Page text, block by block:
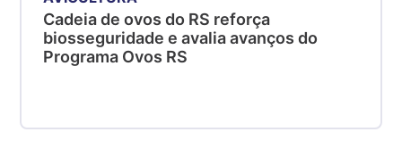
Cadeia de ovos do RS reforça
biosseguridade e avalia avanços do
Programa Ovos RS